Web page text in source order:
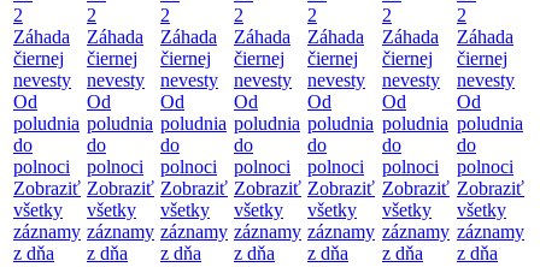
2
Záhada
čiernej
nevesty
Od
poludnia
do
polnoci
Zobraziť
všetky
záznamy
z dňa
2
Záhada
čiernej
nevesty
Od
poludnia
do
polnoci
Zobraziť
všetky
záznamy
z dňa
2
Záhada
čiernej
nevesty
Od
poludnia
do
polnoci
Zobraziť
všetky
záznamy
z dňa
2
Záhada
čiernej
nevesty
Od
poludnia
do
polnoci
Zobraziť
všetky
záznamy
z dňa
2
Záhada
čiernej
nevesty
Od
poludnia
do
polnoci
Zobraziť
všetky
záznamy
z dňa
2
Záhada
čiernej
nevesty
Od
poludnia
do
polnoci
Zobraziť
všetky
záznamy
z dňa
2
Záhada
čiernej
nevesty
Od
poludnia
do
polnoci
Zobraziť
všetky
záznamy
z dňa